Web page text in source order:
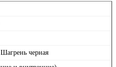
черная